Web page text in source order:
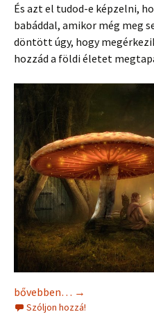
És azt el tudod-e képzelni,
babáddal, amikor még meg
döntött úgy, hogy
hozzád a földi életet
Babalélek simogatás
bővebben… →
Szóljon hozzá!